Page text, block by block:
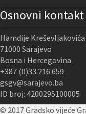
Osnovni
Hamdije Kreševljakovića
71000 Sarajevo
Bosna i Hercegovina
+387 (0)33 216 659
gsgv@sarajevo.ba
ID broj: 4200295100005
© 2017 Gradsko vijeće